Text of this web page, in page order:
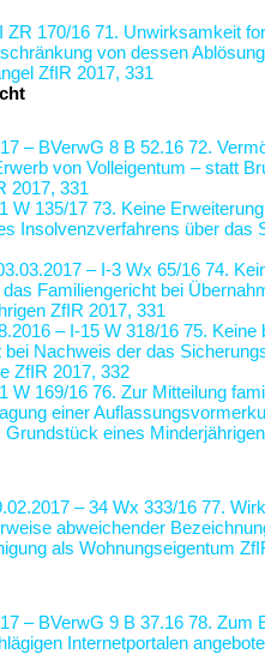
ZR 170/16 71. Unwirksamkeit
von dessen
ZfIR 2017, 331
– BVerwG 8 B 52.16 72.
von Volleigentum – statt
2017, 331
W 135/17 73. Keine
Insolvenzverfahrens über das
– I-3 Wx 65/16 74.
Familiengericht bei
ZfIR 2017, 331
– I-15 W 318/16 75. Keine
Nachweis der das
ZfIR 2017, 332
W 169/16 76. Zur Mitteilung
einer
eines Minderjährigen
– 34 Wx 333/16 77.
abweichender
als Wohnungseigentum
– BVerwG 9 B 37.16 78. Zum
Internetportalen